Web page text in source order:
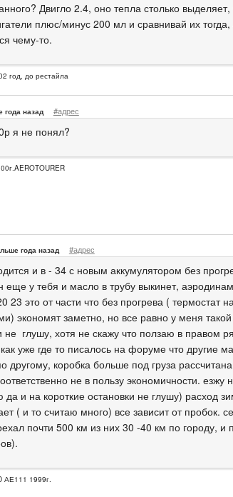
Двигло 2.4, оно тепла столько
плюс/минус 200 мл и сравнивай их тогда,
чему-то.
год, до рестайла
года назад #адрес
я не понял?
года назад #адрес
и в - 34 с новым аккумулятором без
еще у тебя и масло в трубу выкинет,
23 это от части что без прогрева ( термостат
экономят заметно, но все равно у меня
не глушу, хотя не скажу что ползаю в правом
уже где то писалось на форуме что другие
другому, коробка больше под груза
не в пользу экономичности.
да и на короткие остановки не глушу) расход
( и то считаю много) все зависит от пробок.
почти 500 км из них 30 -40 км по городу, и
АЕ111 1999г.